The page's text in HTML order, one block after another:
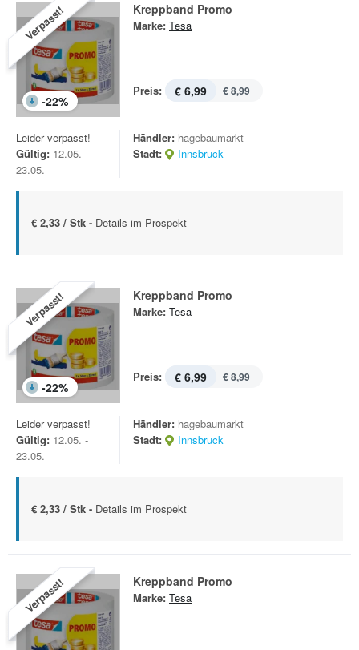
Verpasst!
-22%
Kreppband Promo
Marke: Tesa
Preis: € 6,99 € 8,99
Leider verpasst!
Gültig: 12.05. -
23.05.
Händler: hagebaumarkt
Stadt:
Innsbruck
€ 2,33 / Stk - Details im Prospekt
Verpasst!
-22%
Kreppband Promo
Marke: Tesa
Preis: € 6,99 € 8,99
Leider verpasst!
Gültig: 12.05. -
23.05.
Händler: hagebaumarkt
Stadt:
Innsbruck
€ 2,33 / Stk - Details im Prospekt
Verpasst! Kreppband Promo
Marke: Tesa